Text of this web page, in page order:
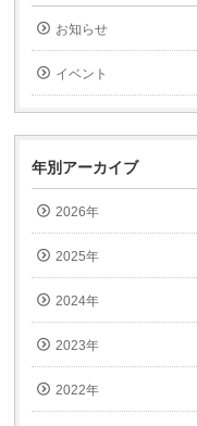
お知らせ
イベント
年別アーカイブ
2026年
2025年
2024年
2023年
2022年